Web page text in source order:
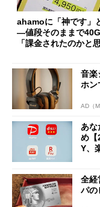
ahamoに「神です」
―値段そのままで
「課金されたのかと
音楽
ホン
AD（
あな
め【
Y、
全経
パの